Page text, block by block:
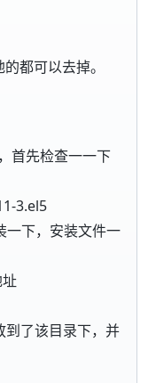
都可以去掉。
首先检查一一下
3.el5
一下，安装文件一
了该目录下，并